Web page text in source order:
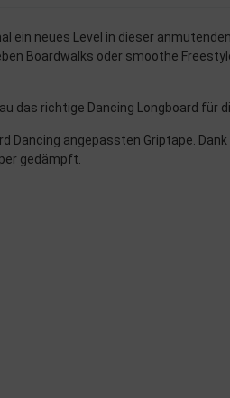
ein neues Level in dieser
Boardwalks oder smoothe
das richtige Dancing Longboard für
Dancing angepassten Griptape. Dank
gedämpft.